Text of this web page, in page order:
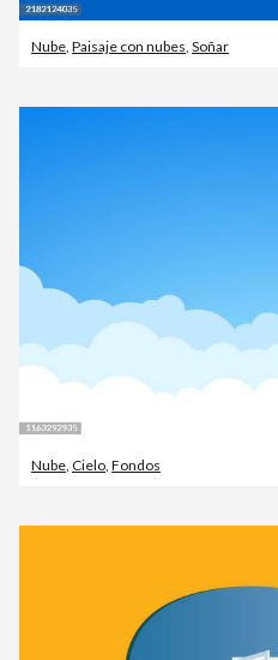
Nube Paisaje con nubes Soñar
Nube, Cielo, Fondos